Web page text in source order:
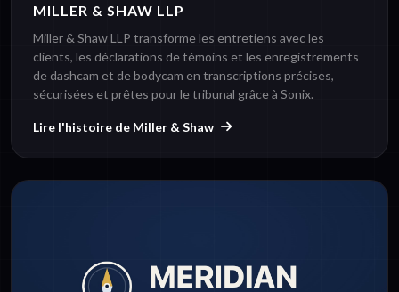
MILLER & SHAW LLP
Miller & Shaw LLP transforme les entretiens avec les
clients, les déclarations de témoins et les enregistrements
de dashcam et de bodycam en transcriptions précises,
sécurisées et prêtes pour le tribunal grâce à Sonix.
Lire l'histoire de Miller & Shaw